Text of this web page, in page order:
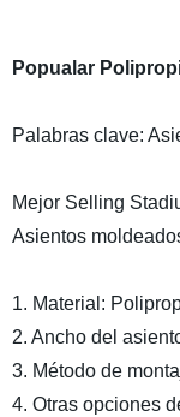
Popualar
Palabras clave:
Mejor Selling
Asientos
1. Material:
2. Ancho del
3. Método de
4. Otras opciones